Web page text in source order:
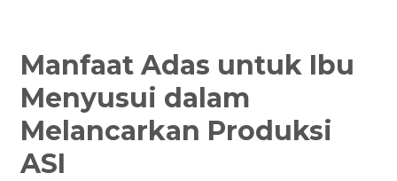
Manfaat Adas untuk Ibu
Menyusui dalam
Melancarkan Produksi
ASI